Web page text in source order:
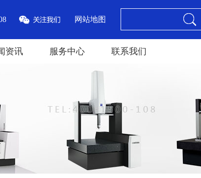
网站地图
资讯 服务中心 联系我们